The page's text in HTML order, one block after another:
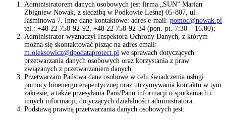
Administratorem danych osobowych jest firma „SUN” Marian
Zbigniew Nowak, z siedzibą w Podkowie Leśnej 05-807, ul.
Jaśminowa 7. Inne dane kontaktowe: adres e-mail: pomoc@nowak.pl
tel.: +48 22 758-92-92, +48 22 758-92-34 (pon.-pt. 7:30 – 16.00);
Administrator wyznaczył Inspektora Ochrony Danych, z którym
można się skontaktować pisząc na adres email:
m.oleksowicz@dpodataprotect.pl we sprawach dotyczących
przetwarzania danych osobowych oraz korzystania z praw
związanych z przetwarzaniem danych.
Przetwarzam Państwa dane osobowe w celu świadczenia usługi
pomocy bioenergoterapeutycznej oraz utrzymywania kontaktu w tym
zakresie, a także przesyłania Pani/Panu informacji o spotkaniach i
innych informacji, dotyczących działalności administratora.
Podstawą prawną przetwarzania danych osobowych jest: